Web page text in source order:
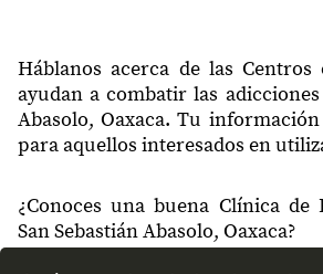
Háblanos acerca de las
ayudan a combatir las adicciones
Abasolo, Oaxaca. Tu
para aquellos interesados en
¿Conoces una buena Clínica de
San Sebastián Abasolo, Oaxaca?